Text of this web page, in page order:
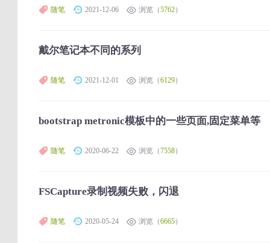
随笔 2021-12-06 浏览（5762）
戴尔笔记本不同的系列
随笔 2021-12-01 浏览（6129）
bootstrap metronic模板中的一些页面,固定菜单等
随笔 2020-06-22 浏览（7558）
FSCapture录制视频失败，闪退
随笔 2020-05-24 浏览（6665）